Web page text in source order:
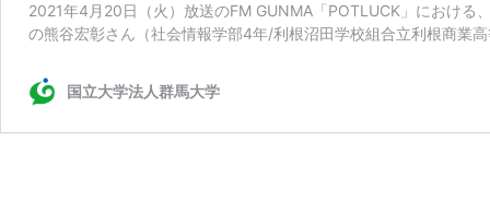
2021年4月20日（火）放送のFM GUNMA「POTLUCK」における
の熊谷宏彰さん（社会情報学部4年/利根沼田学校組合立利根商業
国立大学法人群馬大学